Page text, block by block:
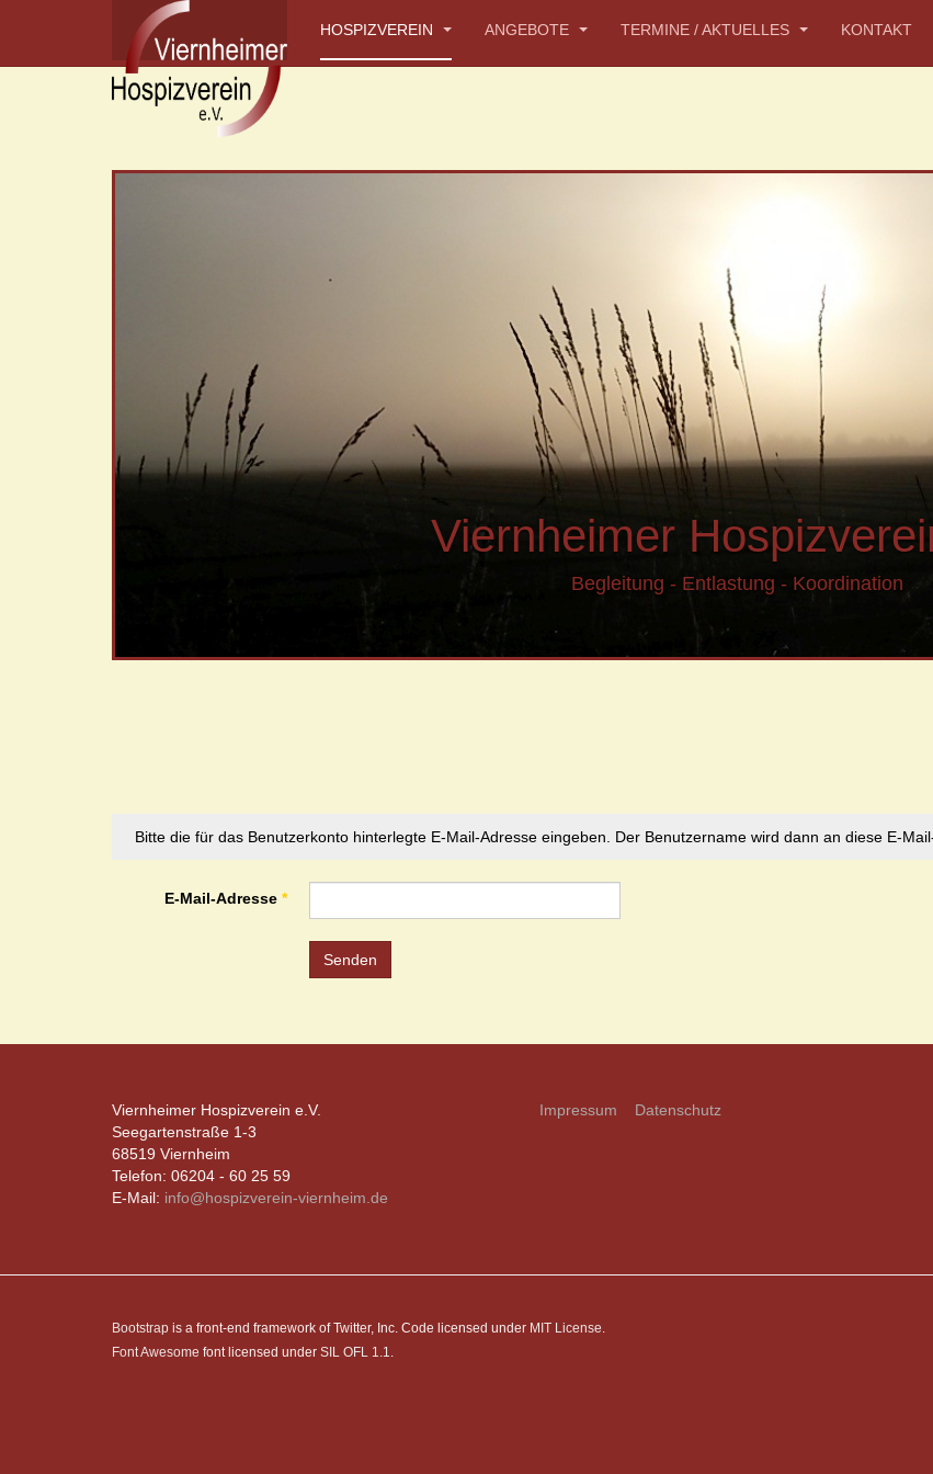
HOSPIZVEREIN ANGEBOTE TERMINE / AKTUELLES KONTAKT
Viernheimer
Begleitung - Entlastung - Koordination
Bitte die für das Benutzerkonto hinterlegte E-Mail-Adresse eingeben. Der Benutzername wird dann an diese E-
E-Mail-Adresse *
Senden
Viernheimer Hospizverein e.V.
Seegartenstraße 1-3
68519 Viernheim
Telefon: 06204 - 60 25 59
E-Mail: info@hospizverein-viernheim.de
Impressum Datenschutz
Bootstrap is a front-end framework of Twitter, Inc. Code licensed under MIT License.
Font Awesome font licensed under SIL OFL 1.1